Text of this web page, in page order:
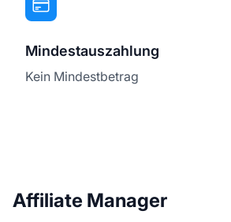
Mindestauszahlung
Kein Mindestbetrag
Affiliate Manager